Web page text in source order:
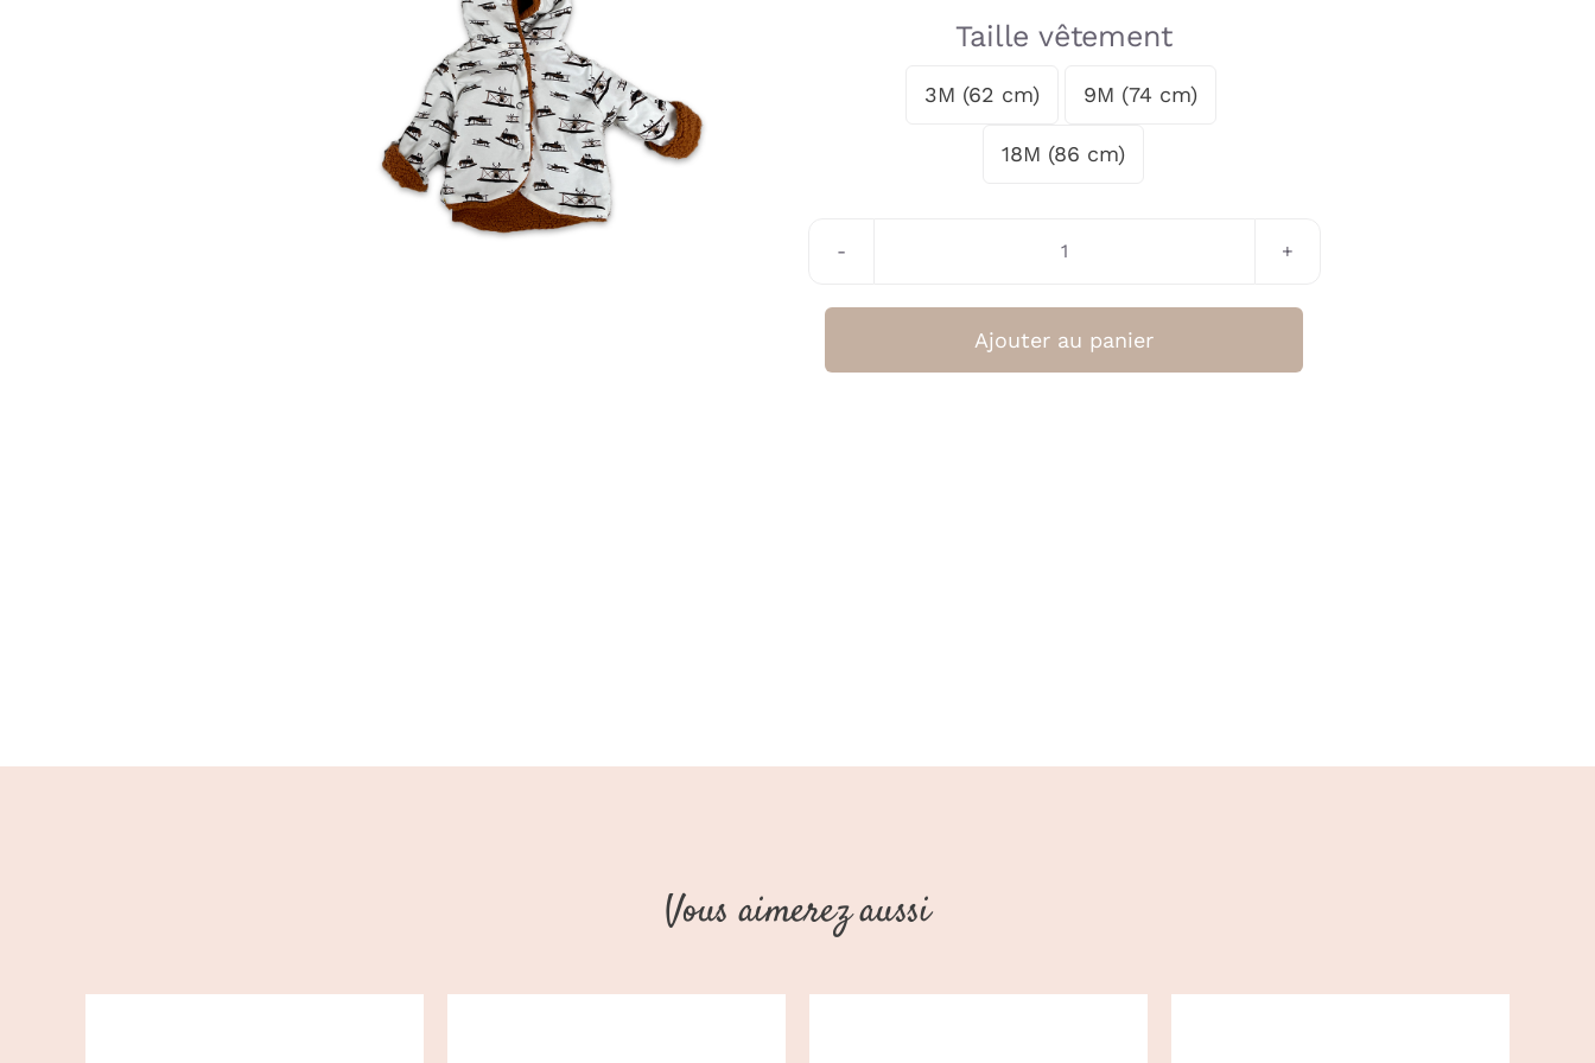
Taille vêtement
3M (62 cm) 9M (74 cm)
18M (86 cm)
TEDDY
Ajouter au panier
Vous aimerez aussi